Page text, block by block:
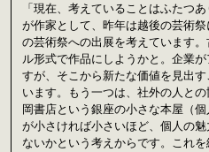
「現在、考えていることはふたつ
が作家として、昨年は越後の芸術
の芸術祭への出展を考えています
ル形式で作品にしようかと。企業
すが、そこから新たな価値を見出
います。もう一つは、社外の人と
岡書店という銀座の小さな本屋（
が小さければ小さいほど、個人の
ないかという考えからです。これ